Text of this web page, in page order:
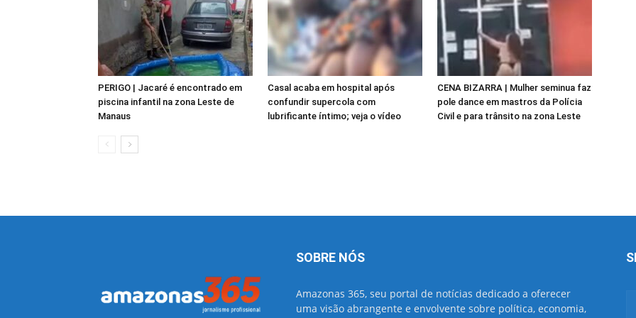
PERIGO | Jacaré é encontrado em
piscina infantil na zona Leste de
Manaus
Casal acaba em hospital após
confundir supercola com
lubrificante íntimo; veja o vídeo
CENA BIZARRA | Mulher seminua faz
pole dance em mastros da Polícia
Civil e para trânsito na zona Leste
SOBRE NÓS
Amazonas 365, seu portal de notícias dedicado a oferecer
uma visão abrangente e envolvente sobre política, economia,